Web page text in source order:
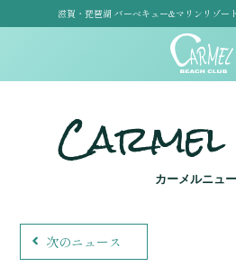
滋賀・琵琶湖 バーベキュー&マリンリゾー
Carmel
カーメルニュ
次のニュース